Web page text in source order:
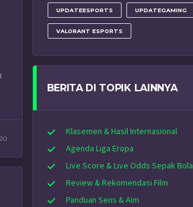
20
UPDATEESPORTS UPDATEGAMING
VALORANT ESPORTS
BERITA DI TOPIK LAINNYA
Klasemen & Hasil Internasional
Agenda Liga Eropa
Live Score & Live Odds Sepak Bola
Review & Rekomendasi Film
Panduan Sens & Aim